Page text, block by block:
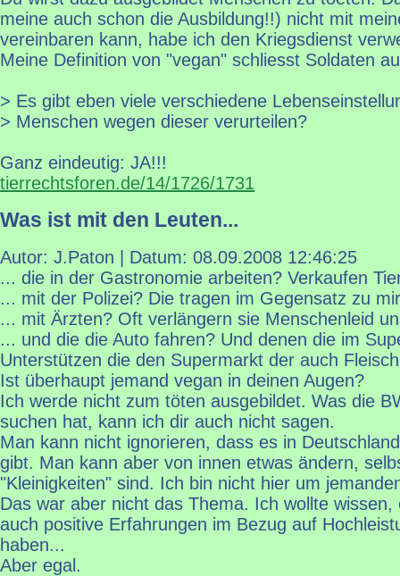
meine auch schon die Ausbildung!!) nicht mit
vereinbaren kann, habe ich den Kriegsdienst
Meine Definition von "vegan" schliesst Soldaten
> Es gibt eben viele verschiedene
> Menschen wegen dieser verurteilen?
Ganz eindeutig: JA!!!
tierrechtsforen.de/14/1726/1731
Was ist mit den Leuten...
Autor: J.Paton | Datum: 08.09.2008 12:46:25
... die in der Gastronomie arbeiten? Verkaufen
... mit der Polizei? Die tragen im Gegensatz zu
... mit Ärzten? Oft verlängern sie Menschenleid
... und die die Auto fahren? Und denen die im
Unterstützen die den Supermarkt der auch
Ist überhaupt jemand vegan in deinen Augen?
Ich werde nicht zum töten ausgebildet. Was die
suchen hat, kann ich dir auch nicht sagen.
Man kann nicht ignorieren, dass es in
gibt. Man kann aber von innen etwas ändern,
"Kleinigkeiten" sind. Ich bin nicht hier um
Das war aber nicht das Thema. Ich wollte wissen,
auch positive Erfahrungen im Bezug auf
haben...
Aber egal.